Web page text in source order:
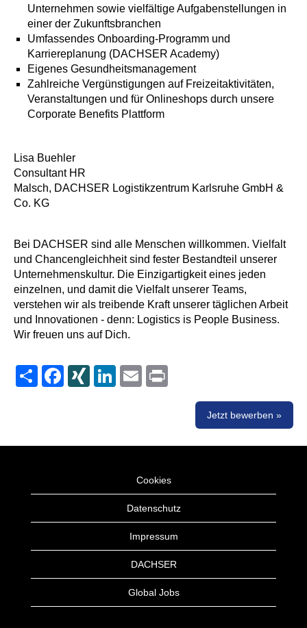
Unternehmen sowie vielfältige Aufgabenstellungen in
einer der Zukunftsbranchen
Umfassendes Onboarding-Programm und
Karriereplanung (DACHSER Academy)
Eigenes Gesundheitsmanagement
Zahlreiche Vergünstigungen auf Freizeitaktivitäten,
Veranstaltungen und für Onlineshops durch unsere
Corporate Benefits Plattform
Lisa Buehler
Consultant HR
Malsch, DACHSER Logistikzentrum Karlsruhe GmbH &
Co. KG
Bei DACHSER sind alle Menschen willkommen. Vielfalt
und Chancengleichheit sind fester Bestandteil unserer
Unternehmenskultur. Die Einzigartigkeit eines jeden
einzelnen, und damit die Vielfalt unserer Teams,
verstehen wir als treibende Kraft unserer täglichen Arbeit
und Innovationen - denn: Logistics is People Business.
Wir freuen uns auf Dich.
Share FacebookXING LinkedInEmail
Jetzt bewerben »
Cookies
Datenschutz
Impressum
DACHSER
Global Jobs